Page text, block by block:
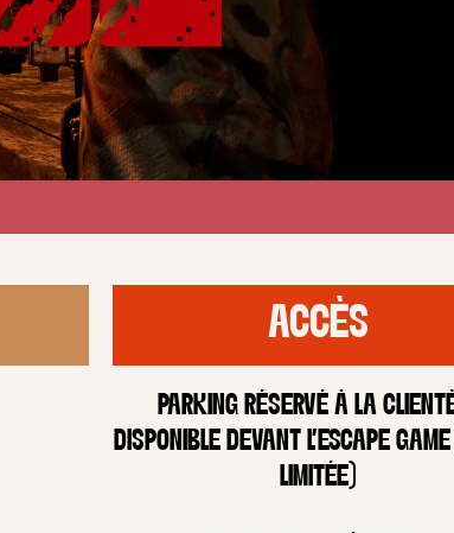
ACCÈS
PARKING RÉSERVÉ À LA
DISPONIBLE DEVANT L’ESCAPE
LIMITÉE)